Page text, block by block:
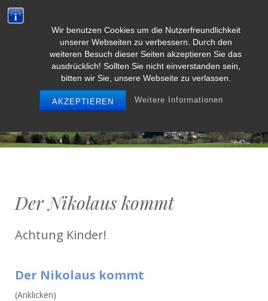
Wir benutzen Cookies um die Nutzerfreundlichkeit
unserer Webseiten zu verbessern. Durch den
weiteren Besuch dieser Seiten akzeptieren Sie das
ausdrücklich! Sollten Sie nicht einverstanden sein,
bitten wir Sie, unsere Webseite zu verlassen.
AKZEPTIEREN Weitere Informationen
Weidenbach/Eifel
MENU
Der Nikolaus kommt
Achtung Kinder!
Der Nikolaus kommt
(Anklicken)